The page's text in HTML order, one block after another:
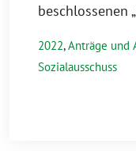
beschlossenen
2022,Anträge und
Sozialausschuss